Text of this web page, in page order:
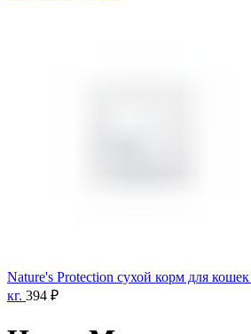
Nature's Protection сухой корм для
кг. 394 ₽